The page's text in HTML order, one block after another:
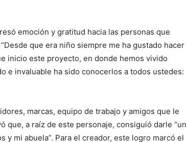
emoción y gratitud hacia las personas que
que era niño siempre me ha gustado hacer
inicio este proyecto, en donde hemos vivido
e invaluable ha sido conocerlos a todos ustedes:
marcas, equipo de trabajo y amigos que le
que, a raíz de este personaje, consiguió darle “un
y mi abuela”. Para el creador, este logro marcó el